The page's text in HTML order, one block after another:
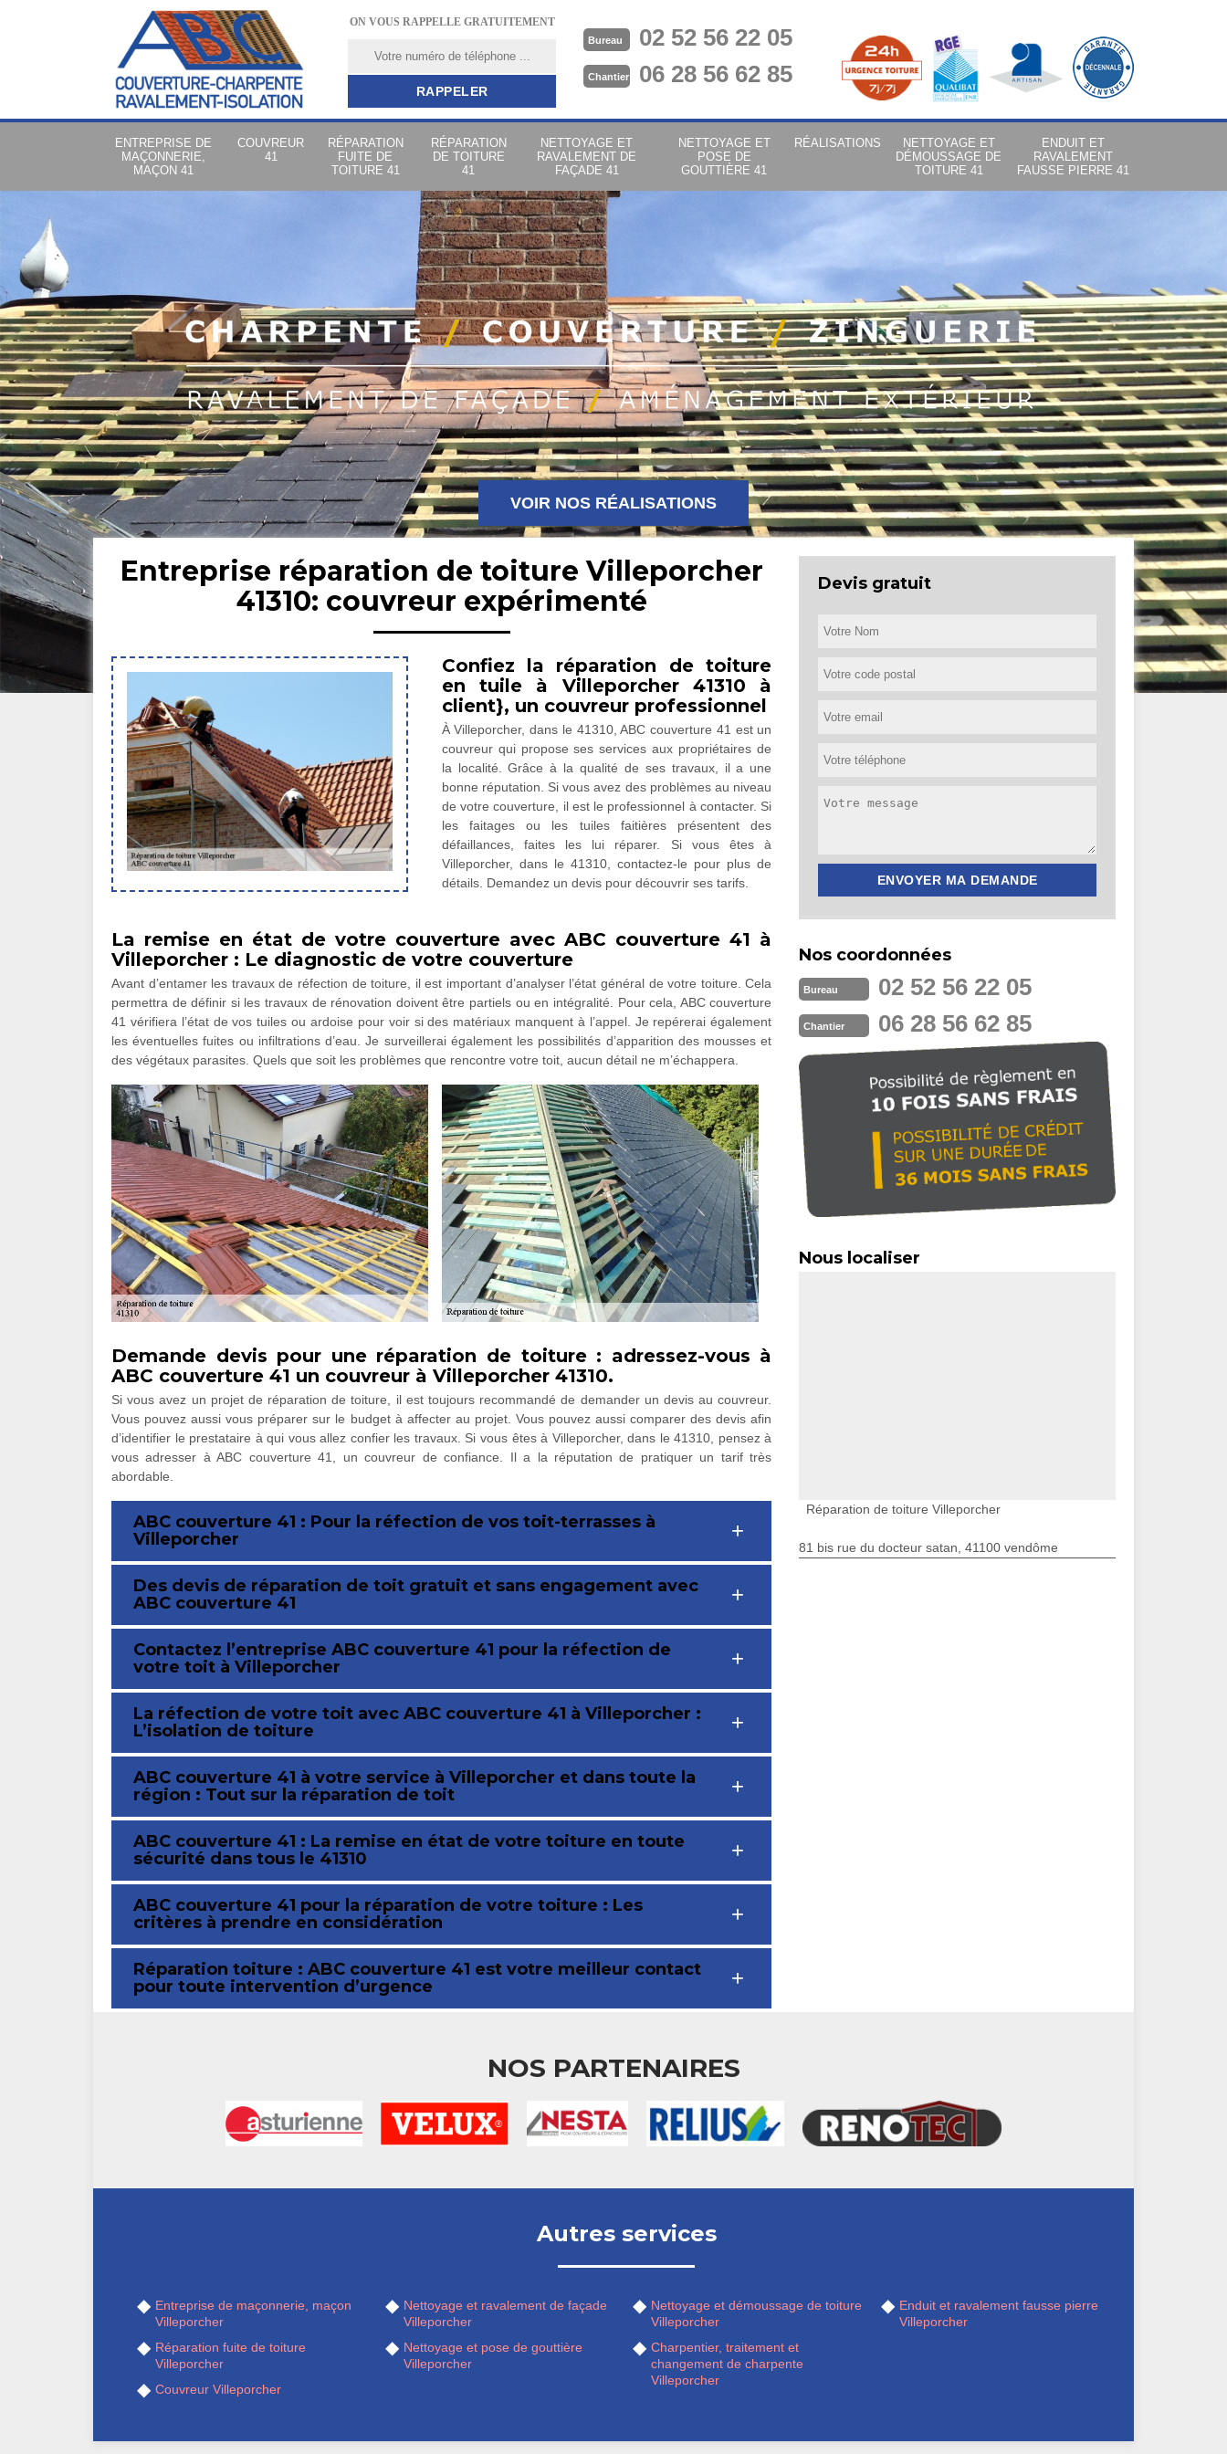
ON VOUS RAPPELLE GRATUITEMENT
Bureau 02 52 56 22 05
Chantier 06 28 56 62 85
ENTREPRISE DE
MAÇONNERIE,
MAÇON 41
COUVREUR
41
RÉPARATION
FUITE DE
TOITURE 41
RÉPARATION
DE TOITURE
41
NETTOYAGE ET
RAVALEMENT DE
FAÇADE 41
NETTOYAGE ET
POSE DE
GOUTTIÈRE 41
RÉALISATIONS
NETTOYAGE ET
DÉMOUSSAGE DE
TOITURE 41
ENDUIT ET
RAVALEMENT
FAUSSE PIERRE 41
VOIR NOS RÉALISATIONS
Entreprise réparation de toiture Villeporcher
41310: couvreur expérimenté
Confiez la réparation de toiture
en tuile à Villeporcher 41310 à
client}, un couvreur professionnel
À Villeporcher, dans le 41310, ABC couverture 41 est un
couvreur qui propose ses services aux propriétaires de
la localité. Grâce à la qualité de ses travaux, il a une
bonne réputation. Si vous avez des problèmes au niveau
de votre couverture, il est le professionnel à contacter. Si
les faitages ou les tuiles faitières présentent des
défaillances, faites les lui réparer. Si vous êtes à
Villeporcher, dans le 41310, contactez-le pour plus de
détails. Demandez un devis pour découvrir ses tarifs.
La remise en état de votre couverture avec ABC couverture 41 à
Villeporcher : Le diagnostic de votre couverture
Avant d’entamer les travaux de réfection de toiture, il est important d’analyser l’état général de votre toiture. Cela
permettra de définir si les travaux de rénovation doivent être partiels ou en intégralité. Pour cela, ABC couverture
41 vérifiera l’état de vos tuiles ou ardoise pour voir si des matériaux manquent à l’appel. Je repérerai également
les éventuelles fuites ou infiltrations d’eau. Je surveillerai également les possibilités d’apparition des mousses et
des végétaux parasites. Quels que soit les problèmes que rencontre votre toit, aucun détail ne m’échappera.
Demande devis pour une réparation de toiture : adressez-vous à
ABC couverture 41 un couvreur à Villeporcher 41310.
Si vous avez un projet de réparation de toiture, il est toujours recommandé de demander un devis au couvreur.
Vous pouvez aussi vous préparer sur le budget à affecter au projet. Vous pouvez aussi comparer des devis afin
d’identifier le prestataire à qui vous allez confier les travaux. Si vous êtes à Villeporcher, dans le 41310, pensez à
vous adresser à ABC couverture 41, un couvreur de confiance. Il a la réputation de pratiquer un tarif très
abordable.
ABC couverture 41 : Pour la réfection de vos toit-terrasses à
Villeporcher
Des devis de réparation de toit gratuit et sans engagement avec
ABC couverture 41
Contactez l’entreprise ABC couverture 41 pour la réfection de
votre toit à Villeporcher
La réfection de votre toit avec ABC couverture 41 à Villeporcher :
L’isolation de toiture
ABC couverture 41 à votre service à Villeporcher et dans toute la
région : Tout sur la réparation de toit
ABC couverture 41 : La remise en état de votre toiture en toute
sécurité dans tous le 41310
ABC couverture 41 pour la réparation de votre toiture : Les
critères à prendre en considération
Réparation toiture : ABC couverture 41 est votre meilleur contact
pour toute intervention d’urgence
Devis gratuit
Nos coordonnées
Bureau 02 52 56 22 05
Chantier 06 28 56 62 85
Nous localiser
Réparation de toiture Villeporcher
81 bis rue du docteur satan, 41100 vendôme
NOS PARTENAIRES
Autres services
Entreprise de maçonnerie, maçon
Villeporcher
Réparation fuite de toiture
Villeporcher
Couvreur Villeporcher
Nettoyage et ravalement de façade
Villeporcher
Nettoyage et pose de gouttière
Villeporcher
Nettoyage et démoussage de toiture
Villeporcher
Charpentier, traitement et
changement de charpente
Villeporcher
Enduit et ravalement fausse pierre
Villeporcher